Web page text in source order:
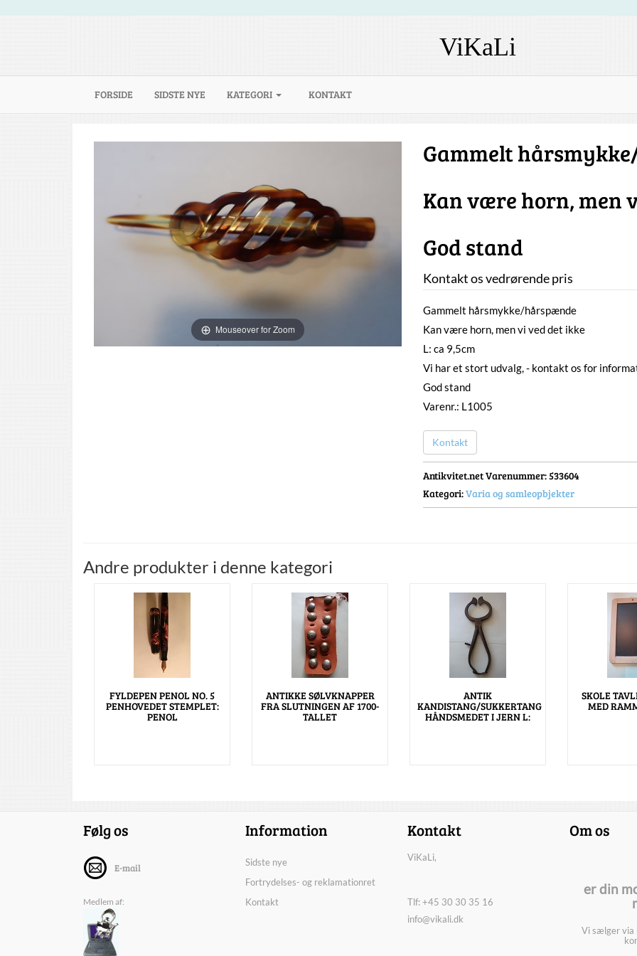
ViKaLi
FORSIDE (CURRENT)
SIDSTE NYE KATEGORI KONTAKT
Mouseover for Zoom
Gammelt
Kan være horn, men
God stand
Kontakt os vedrørende pris
Gammelt hårsmykke/hårspænde
Kan være horn, men vi ved det ikke
L: ca 9,5cm
Vi har et stort udvalg, - kontakt os for
God stand
Varenr.: L1005
Kontakt
Antikvitet.net Varenummer: 533604
Kategori:Varia og samleopbjekter
Andre produkter i denne kategori
FYLDEPEN PENOL NO. 5
PENHOVEDET STEMPLET:
PENOL
ANTIKKE SØLVKNAPPER
FRA SLUTNINGEN AF 1700-
TALLET
ANTIK
KANDISTANG/SUKKERTANG
HÅNDSMEDET I JERN L:
SKOLE
MED
Følg os
E-mail
Medlem af:
Information
Sidste nye
Fortrydelses- og reklamationret
Kontakt
Kontakt
ViKaLi,
Tlf: +45 30 30 35 16
info@vikali.dk
Om os
er din
Vi sælger via